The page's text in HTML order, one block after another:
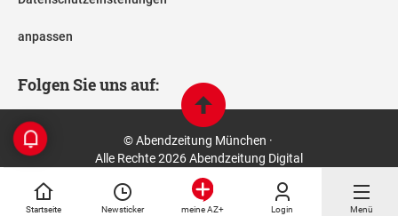
Startseite Newsticker meine AZ+ Login Menü
anpassen
Folgen Sie uns auf:
© Abendzeitung München ·
Alle Rechte 2026 Abendzeitung Digital